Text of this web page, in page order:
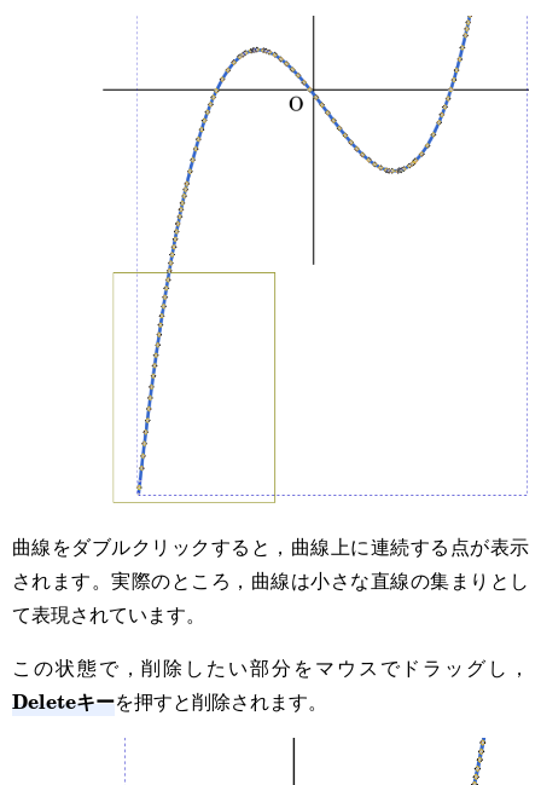
曲線をダブルクリックすると，曲線上に連続する点が表示
されます。実際のところ，曲線は小さな直線の集まりとし
て表現されています。
この状態で，削除したい部分をマウスでドラッグし，
Deleteキーを押すと削除されます。